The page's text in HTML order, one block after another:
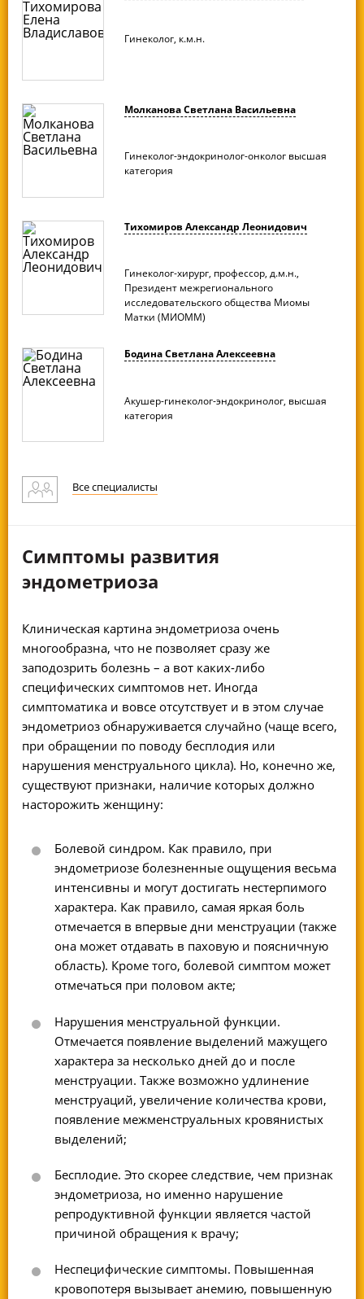
Гинеколог, к.м.н.
Молканова Светлана Васильевна
Гинеколог-эндокринолог-онколог высшая
категория
Тихомиров Александр Леонидович
Гинеколог-хирург, профессор, д.м.н.,
Президент межрегионального
исследовательского общества Миомы
Матки (МИОММ)
Бодина Светлана Алексеевна
Акушер-гинеколог-эндокринолог, высшая
категория
Все специалисты
Симптомы развития
эндометриоза
Клиническая картина эндометриоза очень
многообразна, что не позволяет сразу же
заподозрить болезнь – а вот каких-либо
специфических симптомов нет. Иногда
симптоматика и вовсе отсутствует и в этом случае
эндометриоз обнаруживается случайно (чаще всего,
при обращении по поводу бесплодия или
нарушения менструального цикла). Но, конечно же,
существуют признаки, наличие которых должно
насторожить женщину:
Болевой синдром. Как правило, при
эндометриозе болезненные ощущения весьма
интенсивны и могут достигать нестерпимого
характера. Как правило, самая яркая боль
отмечается в впервые дни менструации (также
она может отдавать в паховую и поясничную
область). Кроме того, болевой симптом может
отмечаться при половом акте;
Нарушения менструальной функции.
Отмечается появление выделений мажущего
характера за несколько дней до и после
менструации. Также возможно удлинение
менструаций, увеличение количества крови,
появление межменструальных кровянистых
выделений;
Бесплодие. Это скорее следствие, чем признак
эндометриоза, но именно нарушение
репродуктивной функции является частой
причиной обращения к врачу;
Неспецифические симптомы. Повышенная
кровопотеря вызывает анемию, повышенную